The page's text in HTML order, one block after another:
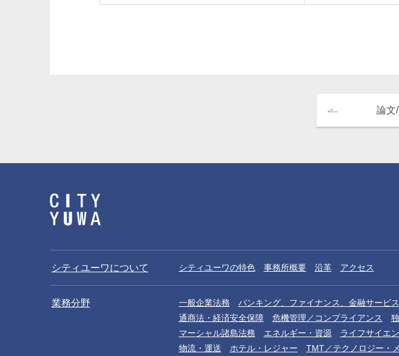
論文
シティユーワについて シティユーワの特色 事務所概要 沿革 アクセス
業務分野 一般企業法務 バンキング、ファイナンス、金融サービス
通商法・経済安全保障
危機管理／コンプライアンス
マーシャル諸島法務
エネルギー・資源 ライフサイエ
物流・運送
ホテル・レジャー TMT／テクノロジー・